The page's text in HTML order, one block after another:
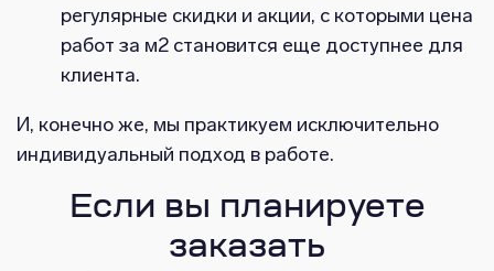
регулярные скидки и акции, с которыми цена
работ за м2 становится еще доступнее для
клиента.
И, конечно же, мы практикуем исключительно
индивидуальный подход в работе.
Если вы планируете
заказать